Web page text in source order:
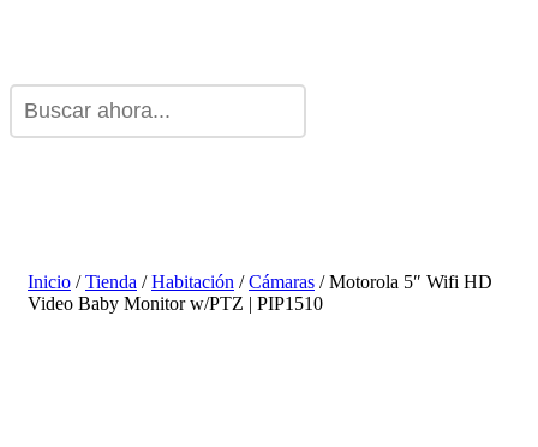
Inicio /Tienda /Habitación /Cámaras / Motorola 5″ Wifi HD
Video Baby Monitor w/PTZ | PIP1510